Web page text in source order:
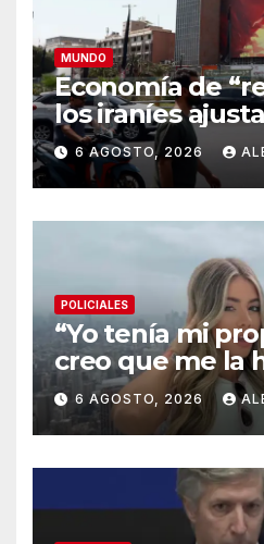
MUNDO
Economía de
los iraníes
para sobrevivir
meses de
Estados Unidos
6 AGOSTO, 2026
POLICIALES
“Yo tenía mi
creo que me la
regalado”: qué
Candela
justicia
6 AGOSTO, 2026